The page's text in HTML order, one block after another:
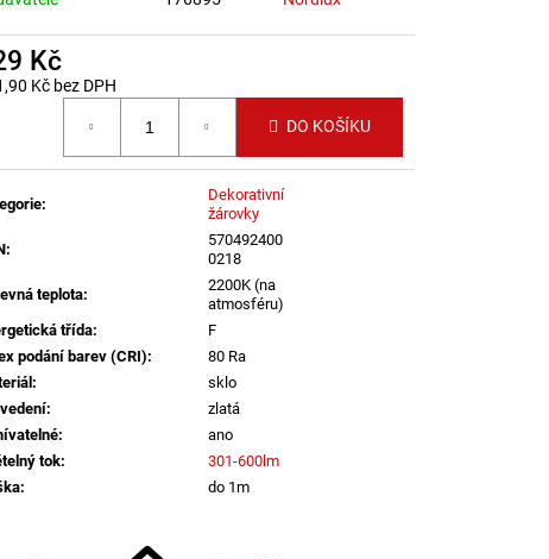
Kč
Kč bez DPH
DO KOŠÍKU
:
Dekorativní
žárovky
:
570492400
0218
teplota:
2200K (na
atmosféru)
třída:
F
podání barev (CRI):
80 Ra
:
sklo
:
zlatá
:
ano
tok:
301-600lm
: do 1m